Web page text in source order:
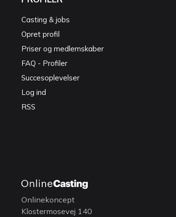
Casting & jobs
Opret profil
Priser og medlemskaber
FAQ - Profiler
Succesoplevelser
Log ind
RSS
Onlinekoncept
Klostermosevej 140